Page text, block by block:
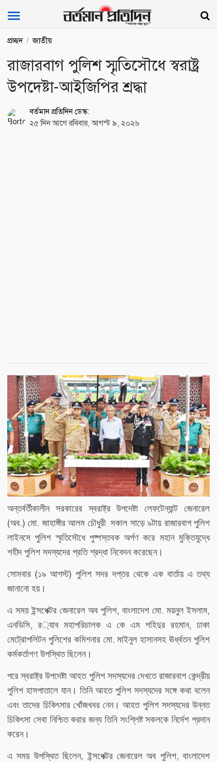
Bartoman Protidin
প্রচ্ছদ জাতীয়
রাজারবাগ পুলিশ স্মৃতিসৌধে স্বরাষ্ট্র
উপদেষ্টা-আইজিপির শ্রদ্ধা
বর্তমান প্রতিদিন ডেস্ক:
২৫ দিন আগে রবিবার, আগস্ট ৯, ২০২৬
অন্তর্বর্তীকালীন সরকারের স্বরাষ্ট্র উপদেষ্টা লেফটেন্যান্ট জেনারেল
(অব.)মো. জাহাঙ্গীর আলম চৌধুরী সকাল সাড়ে ৯টায় রাজারবাগ পুলিশ
লাইনসে পুলিশ স্মৃতিসৌধে পুষ্পস্তবক অর্পণ করে মহান মুক্তিযুদ্ধে
শহীদ পুলিশ সদস্যদের প্রতি শ্রদ্ধা নিবেদন করেছেন।
সোমবার (১৯ আগস্ট)পুলিশ সদর দপ্তর থেকে এক বার্তায় এ তথ্য
জানানো হয়।
এ সময় ইন্সপেক্টর জেনারেল অব পুলিশ, বাংলাদেশ মো. ময়নুল ইসলাম,
এনডিসি, র্যাব মহাপরিচালক এ কে এম শহিদুর রহমান, ঢাকা
মেট্রোপলিটন পুলিশের কমিশনার মো.মাইনুল হাসানসহ ঊর্ধ্বতন পুলিশ
কর্মকর্তাগণ উপস্থিত ছিলেন।
পরে স্বরাষ্ট্র উপদেষ্টা আহত পুলিশ সদস্যদের দেখতে রাজারবাগ কেন্দ্রীয়
পুলিশ হাসপাতালে যান। তিনি আহত পুলিশ সদস্যদের সঙ্গে কথা বলেন
এবং তাদের চিকিৎসার খোঁজখবর নেন। আহত পুলিশ সদস্যদের উন্নত
চিকিৎসা সেবা নিশ্চিত করার জন্য তিনি সংশ্লিষ্ট সকলকে নির্দেশ প্রদান
করেন।
এ সময় উপস্থিত ছিলেন, ইন্সপেক্টর জেনারেল অব পুলিশ, বাংলাদেশ